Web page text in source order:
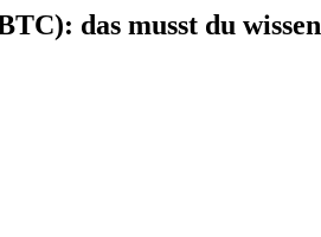
das musst du wissen